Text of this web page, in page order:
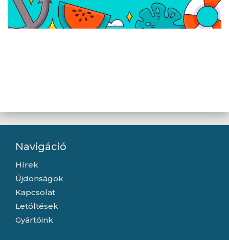
Anyag
Alumínium-
szilikát;Edzett
üveg
Navigáció
Hírek
Újdonságok
Kapcsolat
Letöltések
Gyártóink